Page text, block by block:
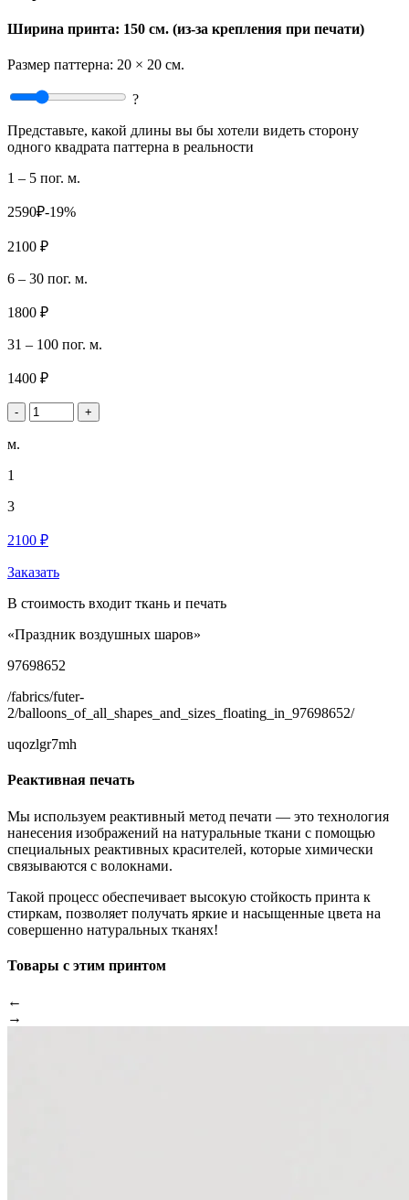
Ширина принта: 150 см. (из-за крепления при печати)
Размер паттерна: 20 × 20 см.
?
Представьте, какой длины вы бы хотели видеть сторону
одного квадрата паттерна в реальности
1 – 5 пог. м.
2590₽-19%
2100 ₽
6 – 30 пог. м.
1800 ₽
31 – 100 пог. м.
1400 ₽
- +
м.
1
3
2100 ₽
Заказать
В стоимость входит ткань и печать
«Праздник воздушных шаров»
97698652
/fabrics/futer-
2/balloons_of_all_shapes_and_sizes_floating_in_97698652/
uqozlgr7mh
Реактивная печать
Мы используем реактивный метод печати — это технология
нанесения изображений на натуральные ткани с помощью
специальных реактивных красителей, которые химически
связываются с волокнами.
Такой процесс обеспечивает высокую стойкость принта к
стиркам, позволяет получать яркие и насыщенные цвета на
совершенно натуральных тканях!
Товары с этим принтом
←
→